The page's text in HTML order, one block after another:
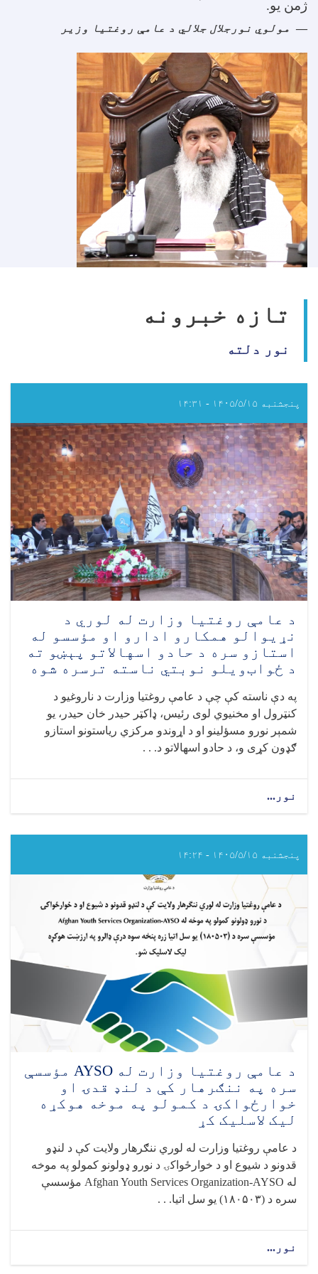
ژمن یو.
مولوي نورجلال جلالي د عامې روغتیا وزیر
تازه خبرونه
نور دلته
پنجشنبه ۱۴۰۵/۵/۱۵ - ۱۴:۳۱
د عامې روغتيا وزارت له لوري د
نړيوالو همکارو ادارو او مؤسسو له
استازو سره د حادو اسهالاتو پېښو ته
د ځواب‌ویلو نوبتي ناسته ترسره شوه
په دې ناسته کې چې د عامې روغتيا وزارت د ناروغيو د
کنټرول او مخنيوي لوی رئیس، ډاکټر حيدر خان حيدر، يو
شمېر نورو مسؤلينو او د اړوندو مرکزي رياستونو استازو
ګډون کړی و، د حادو اسهالاتو د. . .
نور...
روغتيا
وزارت
لوري
د
نړيوالو
همکارو
ادارو
مؤسسو
استازو
د
ته
د
ځواب‌ویلو
نوبتي
ترسره
شوه
پنجشنبه ۱۴۰۵/۵/۱۵ - ۱۴:۲۴
د عامې روغتیا وزارت له AYSO مؤسسې
سره په ننګرهار کې د لنډ قدۍ او
خوارځواکۍ د کمولو په موخه هوکړه
لیک لاسلیک کړ
د عامې روغتیا وزارت له لوري ننګرهار ولایت کې د لنډو
قدونو د شيوع او د خوارځواکۍ د نورو ډولونو کمولو په موخه
له Afghan Youth Services Organization-AYSO مؤسسې
سره د (۱۸۰۵۰۳) یو سل اتیا. . .
نور...